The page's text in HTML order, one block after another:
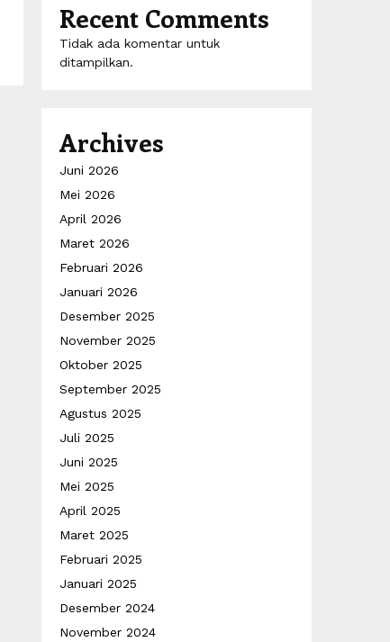
Recent Comments
Tidak ada komentar untuk
ditampilkan.
Archives
Juni 2026
Mei 2026
April 2026
Maret 2026
Februari 2026
Januari 2026
Desember 2025
November 2025
Oktober 2025
September 2025
Agustus 2025
Juli 2025
Juni 2025
Mei 2025
April 2025
Maret 2025
Februari 2025
Januari 2025
Desember 2024
November 2024